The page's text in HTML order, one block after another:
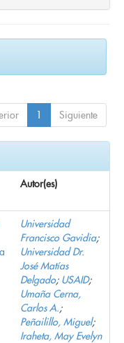
1 Siguiente
Autor(es)
Universidad
Francisco Gavidia;
Universidad Dr.
José Matías
Delgado; USAID;
Umaña Cerna,
Carlos A.;
Peñailillo, Miguel;
Iraheta, May Evelyn